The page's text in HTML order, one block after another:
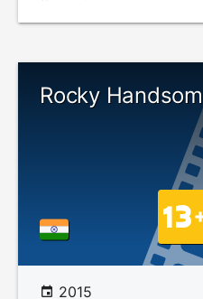
Rocky Handsom
2015